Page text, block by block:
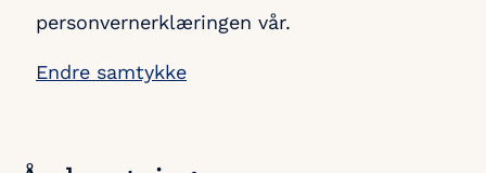
personvernerklæringen vår.
Endre samtykke